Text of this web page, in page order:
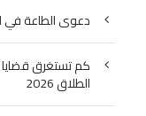
دعوى الطاعة في
كم تستغرق
الطلاق 2026